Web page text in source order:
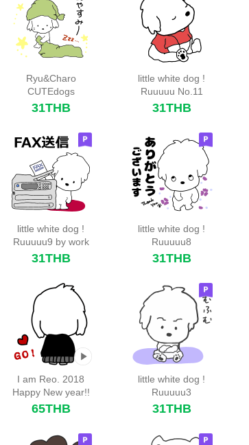
Ryu&Charo
CUTEdogs
31THB
little white dog !
Ruuuuu No.11
31THB
little white dog !
Ruuuuu9 by work
31THB
little white dog !
Ruuuuu8
31THB
I am Reo. 2018
Happy New year!!
65THB
little white dog !
Ruuuuu3
31THB